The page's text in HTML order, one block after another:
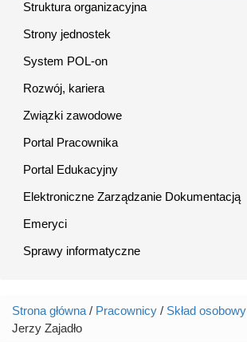
Struktura organizacyjna
Strony jednostek
System POL-on
Rozwój, kariera
Związki zawodowe
Portal Pracownika
Portal Edukacyjny
Elektroniczne Zarządzanie Dokumentacją
Emeryci
Sprawy informatyczne
Jesteś tutaj
Strona główna / Pracownicy / Skład osobowy
Jerzy Zajadło